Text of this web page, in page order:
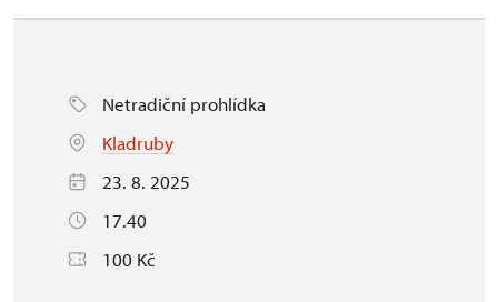
Netradiční prohlídka
Kladruby
23. 8. 2025
17.40
100 Kč